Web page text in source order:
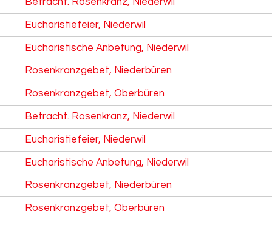
Eucharistiefeier, Niederwil
Eucharistische Anbetung, Niederwil
Rosenkranzgebet, Niederbüren
Rosenkranzgebet, Oberbüren
Betracht. Rosenkranz, Niederwil
Eucharistiefeier, Niederwil
Eucharistische Anbetung, Niederwil
Rosenkranzgebet, Niederbüren
Rosenkranzgebet, Oberbüren